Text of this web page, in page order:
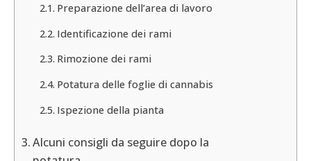
Preparazione dell’area di lavoro
Identificazione dei rami
Rimozione dei rami
Potatura delle foglie di cannabis
Ispezione della pianta
Alcuni consigli da seguire dopo la